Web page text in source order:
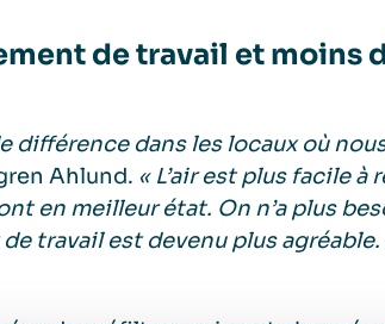
de travail et moins
différence dans les locaux où
Ahlund. « L’air est plus facile
en meilleur état. On n’a plus
travail est devenu plus agréable.